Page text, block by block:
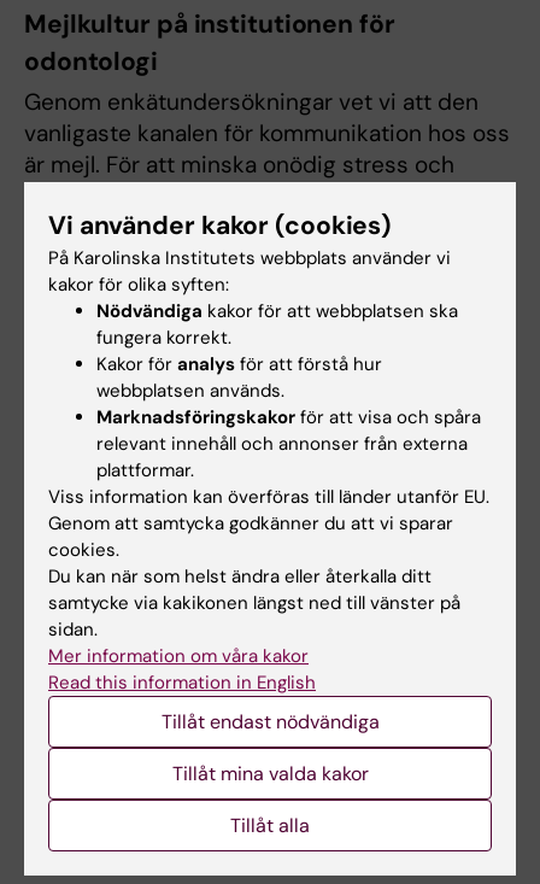
Mejlkultur på institutionen för
odontologi
Genom enkätundersökningar vet vi att den
vanligaste kanalen för kommunikation hos oss
är mejl. För att minska onödig stress och
spelregler:
Information som ska spridas
Kontakta kommunikatören som väljer rätt
kanal och rätt målgrupp.
Innan du sätter någon på cc i ett mejl, fundera
över om personen verkligen behöver få det
aktuella mejlet.
Att svara på massutskick
När du svarar på ett mejl, se till att du endast
svarar mottagaren och inte svarar alla.
Undvik att tagga mejl med röda
uppropstecken i onödan.
Vi använder kakor (cookies)
På Karolinska Institutets webbplats använder vi
kakor för olika syften:
Nödvändiga kakor för att webbplatsen ska
fungera korrekt.
Kakor för analys för att förstå hur
webbplatsen används.
Marknadsföringskakor för att visa och spåra
relevant innehåll och annonser från externa
plattformar.
Viss information kan överföras till länder utanför EU.
Genom att samtycka godkänner du att vi sparar
cookies.
Du kan när som helst ändra eller återkalla ditt
samtycke via kakikonen längst ned till vänster på
sidan.
Mer information om våra kakor
Read this information in English
Tillåt endast nödvändiga
Tillåt mina valda kakor
Tillåt alla